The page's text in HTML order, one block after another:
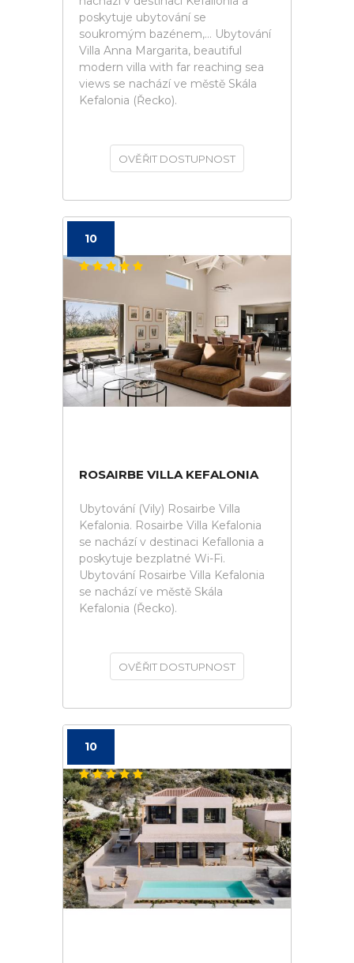
poskytuje ubytování se
soukromým bazénem,... Ubytování
Villa Anna Margarita, beautiful
modern villa with far reaching sea
views se nachází ve městě Skála
Kefalonia (Řecko).
OVĚŘIT DOSTUPNOST
10
ROSAIRBE VILLA KEFALONIA
Ubytování (Vily) Rosairbe Villa
Kefalonia. Rosairbe Villa Kefalonia
se nachází v destinaci Kefallonia a
poskytuje bezplatné Wi-Fi.
Ubytování Rosairbe Villa Kefalonia
se nachází ve městě Skála
Kefalonia (Řecko).
OVĚŘIT DOSTUPNOST
10